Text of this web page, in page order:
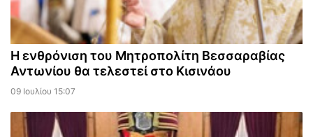
Η ενθρόνιση του Μητροπολίτη Βεσσαραβίας
Αντωνίου θα τελεστεί στο Κισινάου
09 Ιουλίου 15:07